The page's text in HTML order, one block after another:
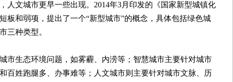
文城市更早一些出现。2014年3月印发的《国家新型城镇化
板和弱项，提出了一个“新型城市”的概念，具体包括绿色城
三种类型。
生态环境问题，如雾霾、内涝等；智慧城市主要针对城市
百姓跑腿多、办事难等；人文城市则主要针对城市文脉、历